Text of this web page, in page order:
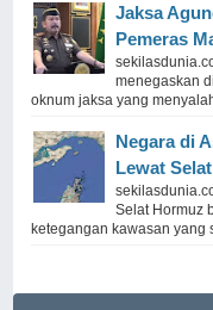
Jaksa
Pemeras
menegaskan
oknum jaksa yang
Negara di
Lewat
Selat Hormuz
ketegangan kawasan yang